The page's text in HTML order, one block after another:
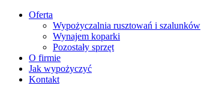
Oferta
Wypożyczalnia rusztowań i szalunków
Wynajem koparki
Pozostały sprzęt
O firmie
Jak wypożyczyć
Kontakt